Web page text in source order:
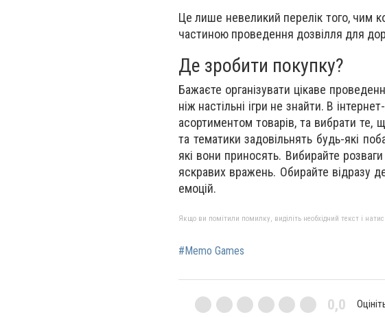
Це лише невеликий перелік того, чим
частиною проведення дозвілля для
Де зробити покупку?
Бажаєте організувати цікаве
ніж настільні ігри не знайти. В
асортиментом товарів, та вибрати те,
та тематики задовільнять будь-які
які вони приносять. Вибирайте
яскравих вражень. Обирайте відразу
емоцій.
Якщо ви помітили помилку, виділіть необхідний текст і
#Memo Games
0,0